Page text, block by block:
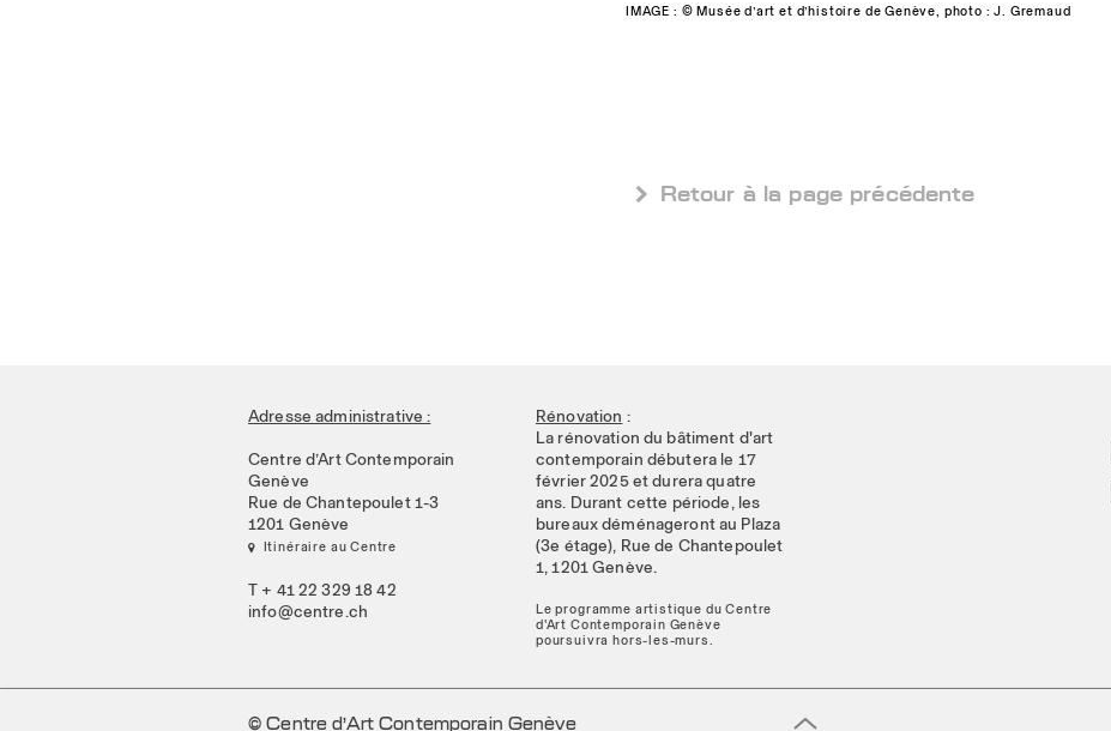
IMAGE : © Musée d’art et d’histoire de Genève, photo : J. Gremaud
 Retour à la page précédente
Adresse administrative :
Centre d’Art Contemporain
Genève
Rue de Chantepoulet 1-3
1201 Genève
 Itinéraire au Centre
T + 41 22 329 18 42
info@centre.ch
Rénovation :
La rénovation du bâtiment d'art
contemporain débutera le 17
février 2025 et durera quatre
ans. Durant cette période, les
bureaux déménageront au Plaza
(3e étage), Rue de Chantepoulet
1, 1201 Genève.
Le programme artistique du Centre
d'Art Contemporain Genève
poursuivra hors-les-murs.
© Centre d’Art Contemporain Genève